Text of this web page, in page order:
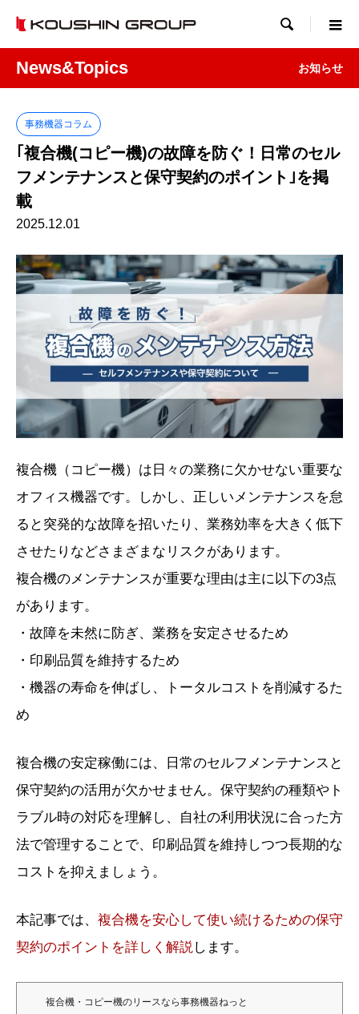

News&Topics お知らせ
事務機器コラム
｢複合機(コピー機)の故障を防ぐ！日常のセル
フメンテナンスと保守契約のポイント｣を掲
載
2025.12.01
複合機（コピー機）は日々の業務に欠かせない重要な
オフィス機器です。しかし、正しいメンテナンスを怠
ると突発的な故障を招いたり、業務効率を大きく低下
させたりなどさまざまなリスクがあります。
複合機のメンテナンスが重要な理由は主に以下の3点
があります。
・故障を未然に防ぎ、業務を安定させるため
・印刷品質を維持するため
・機器の寿命を伸ばし、トータルコストを削減するた
め
複合機の安定稼働には、日常のセルフメンテナンスと
保守契約の活用が欠かせません。保守契約の種類やト
ラブル時の対応を理解し、自社の利用状況に合った方
法で管理することで、印刷品質を維持しつつ長期的な
コストを抑えましょう。
本記事では、 複合機を安心して使い続けるための保守
契約のポイントを詳しく解説します。
複合機・コピー機のリースなら事務機器ねっと